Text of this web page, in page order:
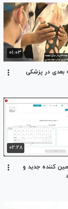
۰۱:۰۳
بعدی در پزشکی
۰۲:۲۸
کننده جدید و